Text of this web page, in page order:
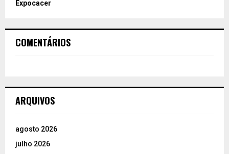
Expocacer
COMENTÁRIOS
ARQUIVOS
agosto 2026
julho 2026